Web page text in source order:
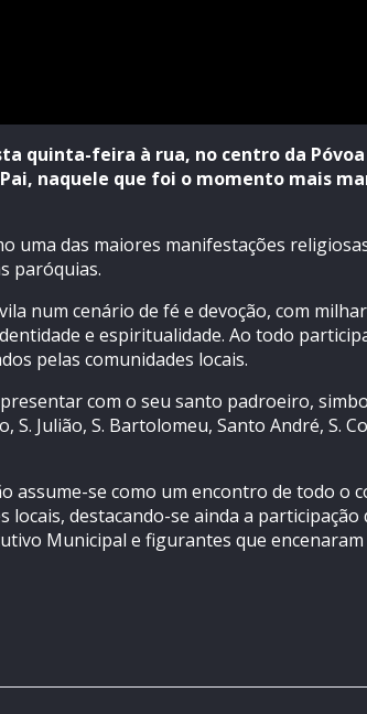
quinta-feira à rua, no centro da
naquele que foi o momento mais
uma das maiores manifestações
paróquias.
num cenário de fé e devoção, com
e espiritualidade. Ao todo
pelas comunidades locais.
com o seu santo padroeiro,
Julião, S. Bartolomeu, Santo André, S.
assume-se como um encontro de todo o
destacando-se ainda a
Municipal e figurantes que